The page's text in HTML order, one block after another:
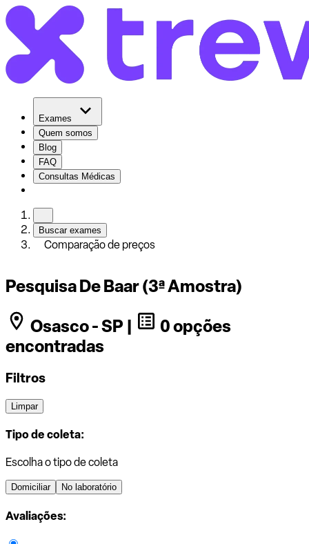
Exames
Quem somos
Blog
FAQ
Consultas Médicas
Buscar exames
Comparação de preços
Pesquisa De Baar (3ª Amostra)
Osasco - SP |
0 opções
encontradas
Filtros
Limpar
Tipo de coleta:
Escolha o tipo de coleta
Domiciliar No laboratório
Avaliações: